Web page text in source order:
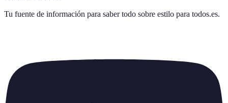
Tu fuente de información para saber todo sobre estilo para todos.es.